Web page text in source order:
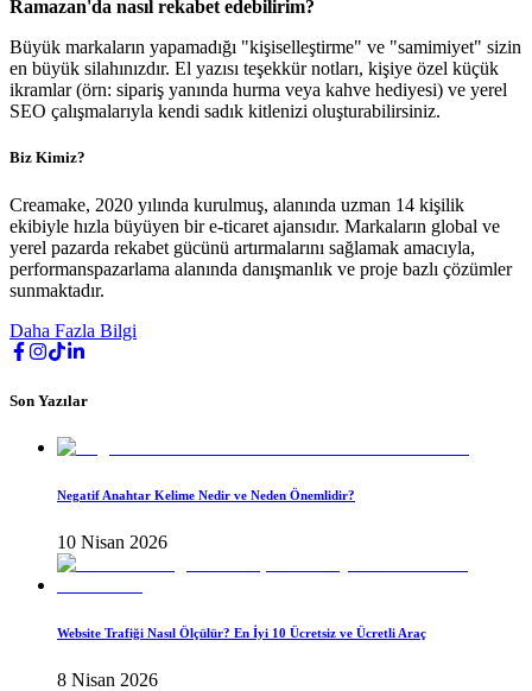
Ramazan'da nasıl rekabet edebilirim?
Büyük markaların yapamadığı "kişiselleştirme" ve "samimiyet" sizin
en büyük silahınızdır. El yazısı teşekkür notları, kişiye özel küçük
ikramlar (örn: sipariş yanında hurma veya kahve hediyesi) ve yerel
SEO çalışmalarıyla kendi sadık kitlenizi oluşturabilirsiniz.
Biz Kimiz?
Creamake, 2020 yılında kurulmuş, alanında uzman 14 kişilik
ekibiyle hızla büyüyen bir e-ticaret ajansıdır. Markaların global ve
yerel pazarda rekabet gücünü artırmalarını sağlamak amacıyla,
performanspazarlama alanında danışmanlık ve proje bazlı çözümler
sunmaktadır.
Daha Fazla Bilgi
Son Yazılar
Negatif Anahtar Kelime Nedir ve Neden Önemlidir?
10 Nisan 2026
Website Trafiği Nasıl Ölçülür? En İyi 10 Ücretsiz ve Ücretli Araç
8 Nisan 2026